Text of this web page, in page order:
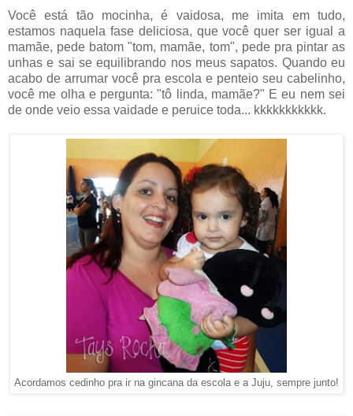
Você está tão mocinha, é vaidosa, me imita em tudo,
estamos naquela fase deliciosa, que você quer ser igual a
mamãe, pede batom "tom, mamãe, tom", pede pra pintar as
unhas e sai se equilibrando nos meus sapatos. Quando eu
acabo de arrumar você pra escola e penteio seu cabelinho,
você me olha e pergunta: "tô linda, mamãe?" E eu nem sei
de onde veio essa vaidade e peruice toda... kkkkkkkkkkk.
Acordamos cedinho pra ir na gincana da escola e a Juju, sempre junto!